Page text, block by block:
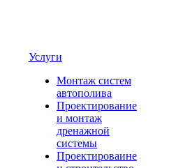
Услуги
Монтаж систем
автополива
Проектирование
и монтаж
дренажной
системы
Проектироваине